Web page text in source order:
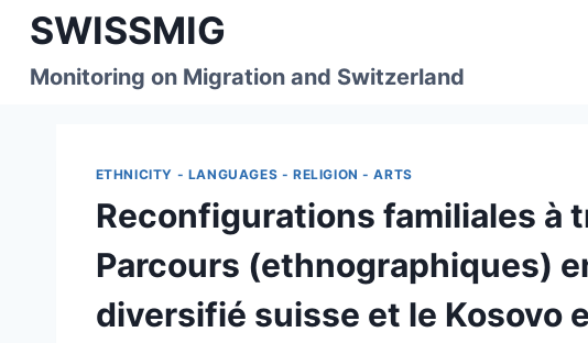
Skip
content
SWISSMIG
Monitoring on Migration and Switzerland
ETHNICITY - LANGUAGES - RELIGION - ARTS
Reconfigurations familiales à
Parcours (ethnographiques)
diversifié suisse et le Kosovo